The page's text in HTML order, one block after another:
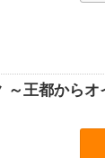
～王都からオ